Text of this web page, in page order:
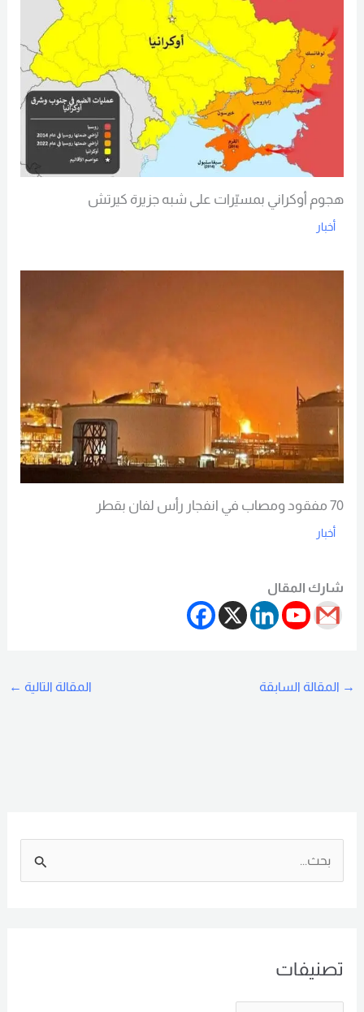
هجوم أوكراني بمسيّرات على شبه جزيرة كيرتش
أخبار
70 مفقود ومصاب في انفجار رأس لفان بقطر
أخبار
شارك المقال
→المقالة السابقة المقالة التالية ←
ث
تصنيفات